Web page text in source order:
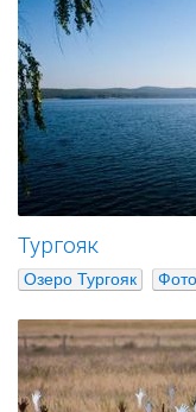
Тургояк
Озеро Тургояк Фото